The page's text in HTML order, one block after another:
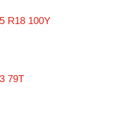
R18 100Y
79T